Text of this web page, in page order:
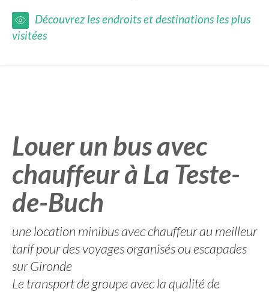
Découvrez les endroits et destinations les plus
visitées
Louer un bus avec
chauffeur à La Teste-
de-Buch
une location minibus avec chauffeur au meilleur
tarif pour des voyages organisés ou escapades
sur Gironde
Le transport de groupe avec la qualité de